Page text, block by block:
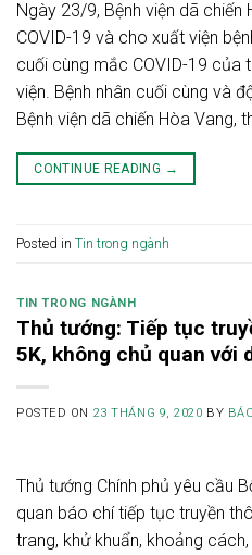
Ngày 23/9, Bệnh viện dã
COVID-19 và cho xuất viện
cuối cùng mắc COVID-19 của
viện. Bệnh nhân cuối cùng và
Bệnh viện dã chiến Hòa Vang,
CONTINUE READING →
Posted in Tin trong ngành
TIN TRONG NGÀNH
Thủ tướng: Tiếp tục
5K, không chủ quan với
POSTED ON 23 THÁNG 9, 2020 BY
Thủ tướng Chính phủ yêu cầu
quan báo chí tiếp tục truyền
trang, khử khuẩn, khoảng